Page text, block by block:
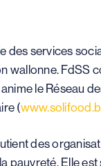
des services
wallonne. FdSS
le Réseau
(
des
pauvreté. Elle